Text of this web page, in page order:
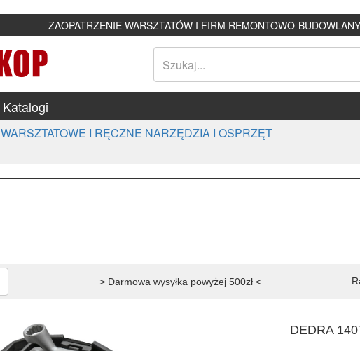
ZAOPATRZENIE WARSZTATÓW I FIRM REMONTOWO-
Katalogi
WARSZTATOWE I RĘCZNE NARZĘDZIA I OSPRZĘT
> Darmowa wysyłka powyżej 500zł <
DEDRA